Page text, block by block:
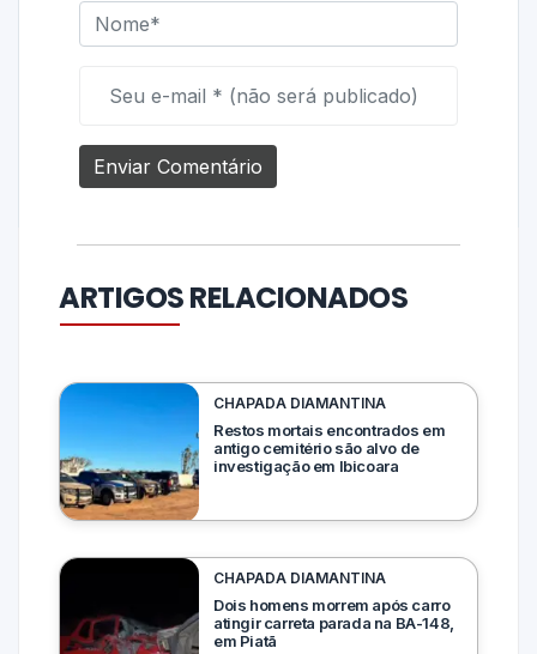
ARTIGOS RELACIONADOS
CHAPADA DIAMANTINA
Restos mortais encontrados em
antigo cemitério são alvo de
investigação em Ibicoara
CHAPADA DIAMANTINA
Dois homens morrem após carro
atingir carreta parada na BA-148,
em Piatã